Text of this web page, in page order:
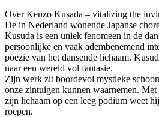
Over Kenzo Kusada – vitalizing the
De in Nederland wonende Japanse
Kusuda is een uniek fenomeen in de
persoonlijke en vaak adembenemend
poëzie van het dansende lichaam.
naar een wereld vol fantasie.
Zijn werk zit boordevol mystieke
onze zintuigen kunnen waarnemen.
zijn lichaam op een leeg podium weet
roepen.